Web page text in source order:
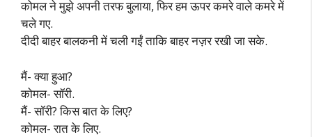
कोमल ने मुझे अपनी तरफ बुलाया, फिर हम ऊपर कमरे वाले कमरे में
चले गए.
दीदी बाहर बालकनी में चली गईं ताकि बाहर नज़र रखी जा सके.
मैं- क्या हुआ?
कोमल- सॉरी.
मैं- सॉरी? किस बात के लिए?
कोमल- रात के लिए.